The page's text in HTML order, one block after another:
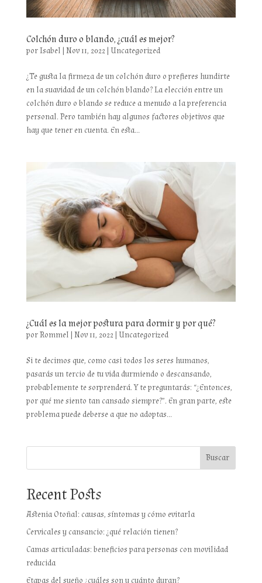
Colchón duro o blando, ¿cuál es mejor?
porIsabel | Nov 11, 2022 | Uncategorized
¿Te gusta la firmeza de un colchón duro o prefieres hundirte
en la suavidad de un colchón blando? La elección entre un
colchón duro o blando se reduce a menudo a la preferencia
personal. Pero también hay algunos factores objetivos que
hay que tener en cuenta. En esta...
¿Cuál es la mejor postura para dormir y por qué?
porRommel | Nov 11, 2022 | Uncategorized
Si te decimos que, como casi todos los seres humanos,
pasarás un tercio de tu vida durmiendo o descansando,
probablemente te sorprenderá. Y te preguntarás: “¿Entonces,
por qué me siento tan cansado siempre?”. En gran parte, este
problema puede deberse a que no adoptas...
Buscar
Recent Posts
Astenia Otoñal: causas, síntomas y cómo evitarla
Cervicales y cansancio: ¿qué relación tienen?
Camas articuladas: beneficios para personas con movilidad
reducida
Etapas del sueño ¿cuáles son y cuánto duran?